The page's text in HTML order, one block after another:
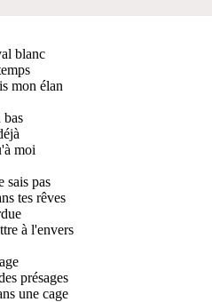
blanc
mon élan
bas
moi
sais pas
tes rêves
à l'envers
présages
une cage